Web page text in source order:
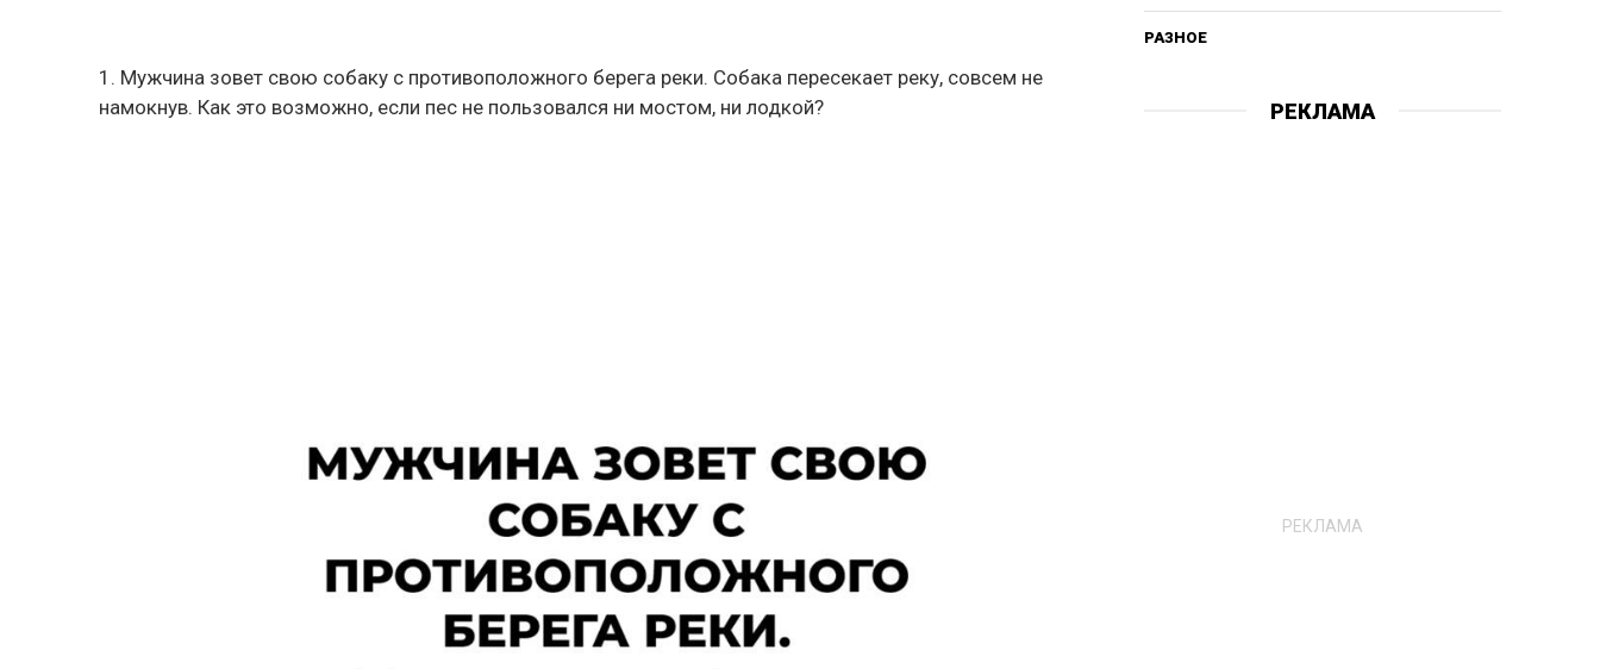
1. Мужчина зовет свою собаку с противоположного берега реки. Собака пересекает реку, совсем не
намокнув. Как это возможно, если пес не пользовался ни мостом, ни лодкой?
РАЗНОЕ
РЕКЛАМА
РЕКЛАМА